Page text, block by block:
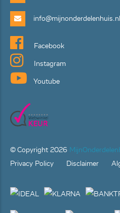
info@mijnonderdelenhuis.nl
Facebook
Instagram
Youtube
© Copyright 2026
Privacy Policy
Disclaimer